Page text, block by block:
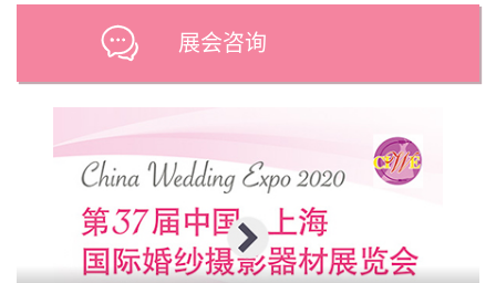
展会咨询